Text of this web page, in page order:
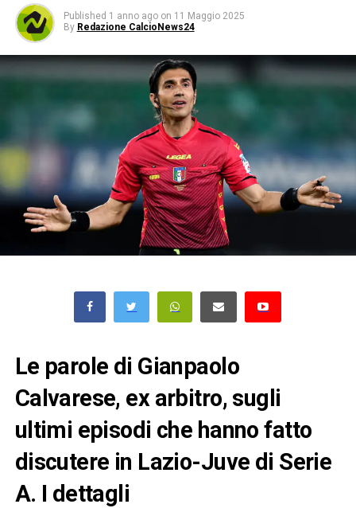
Published 1 anno ago on 11 Maggio 2025
By Redazione CalcioNews24
Le parole di Gianpaolo
Calvarese, ex arbitro, sugli
ultimi episodi che hanno fatto
discutere in Lazio-Juve di Serie
A. I dettagli